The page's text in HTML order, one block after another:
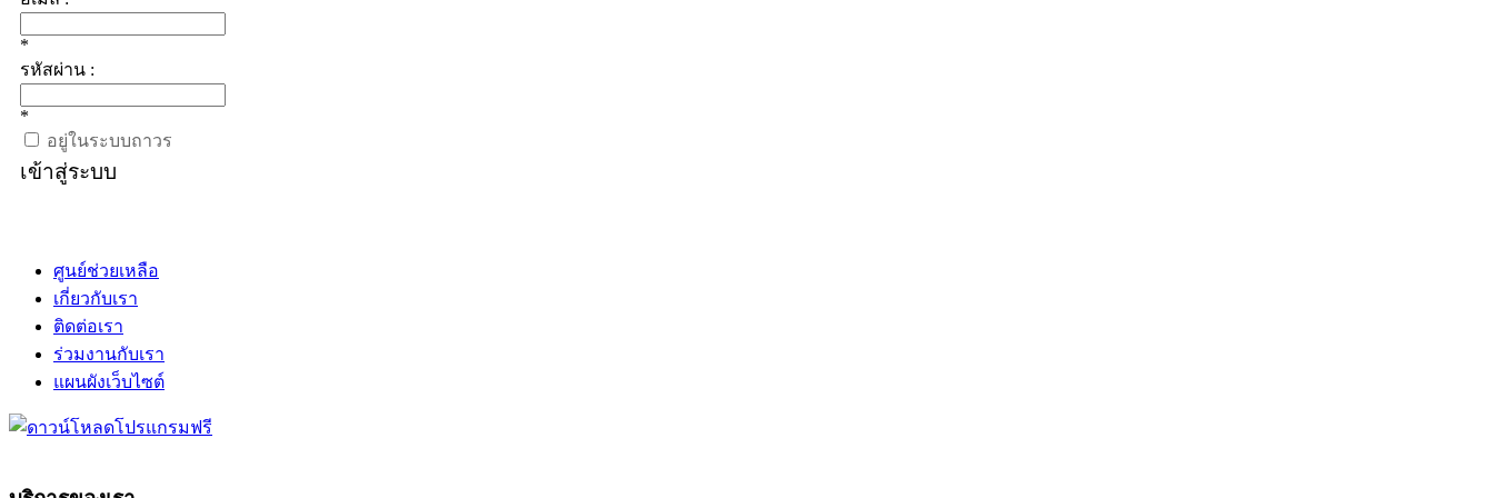
*
รหัสผ่าน :
*
อยู่ในระบบถาวร
เข้าสู่ระบบ
ศูนย์ช่วยเหลือ
เกี่ยวกับเรา
ติดต่อเรา
ร่วมงานกับเรา
แผนผังเว็บไซต์